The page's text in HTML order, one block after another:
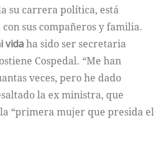
su carrera política, está
sus compañeros y familia.
vidaha sido ser secretaria
Cospedal. “Me han
veces, pero he dado
la ex ministra, que
“primera mujer que presida el